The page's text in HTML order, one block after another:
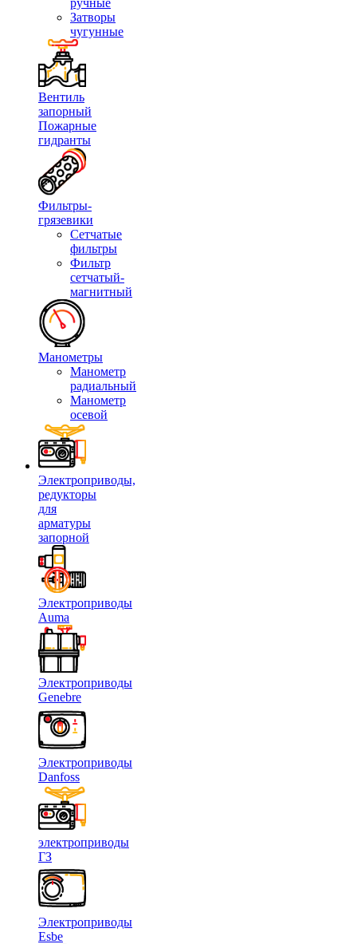
ручные
Затворы
чугунные
Вентиль
запорный
Пожарные
гидранты
Фильтры-
грязевики
Сетчатые
фильтры
Фильтр
сетчатый-
магнитный
Манометры
Манометр
радиальный
Манометр
осевой
Электроприводы,
редукторы
для
арматуры
запорной
Электроприводы
Auma
Электроприводы
Genebre
Электроприводы
Danfoss
электроприводы
ГЗ
Электроприводы
Esbe